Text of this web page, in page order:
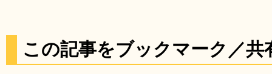
この記事をブックマーク／共